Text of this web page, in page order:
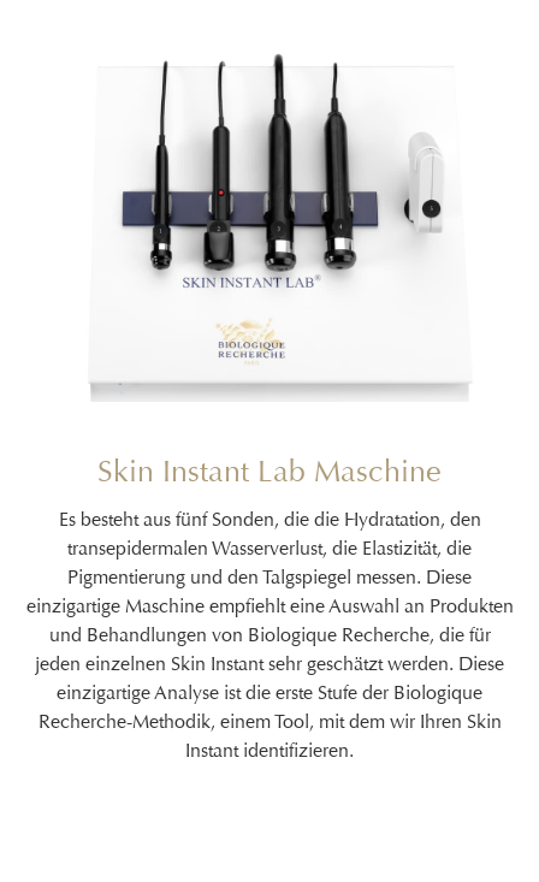
Skin Instant Lab Maschine
Es besteht aus fünf Sonden, die die Hydratation, den
transepidermalen Wasserverlust, die Elastizität, die
Pigmentierung und den Talgspiegel messen. Diese
einzigartige Maschine empfiehlt eine Auswahl an Produkten
und Behandlungen von Biologique Recherche, die für
jeden einzelnen Skin Instant sehr geschätzt werden. Diese
einzigartige Analyse ist die erste Stufe der Biologique
Recherche-Methodik, einem Tool, mit dem wir Ihren Skin
Instant identifizieren.